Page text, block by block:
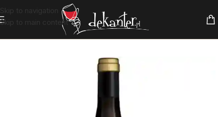
Skip to navigation
Skip to main content